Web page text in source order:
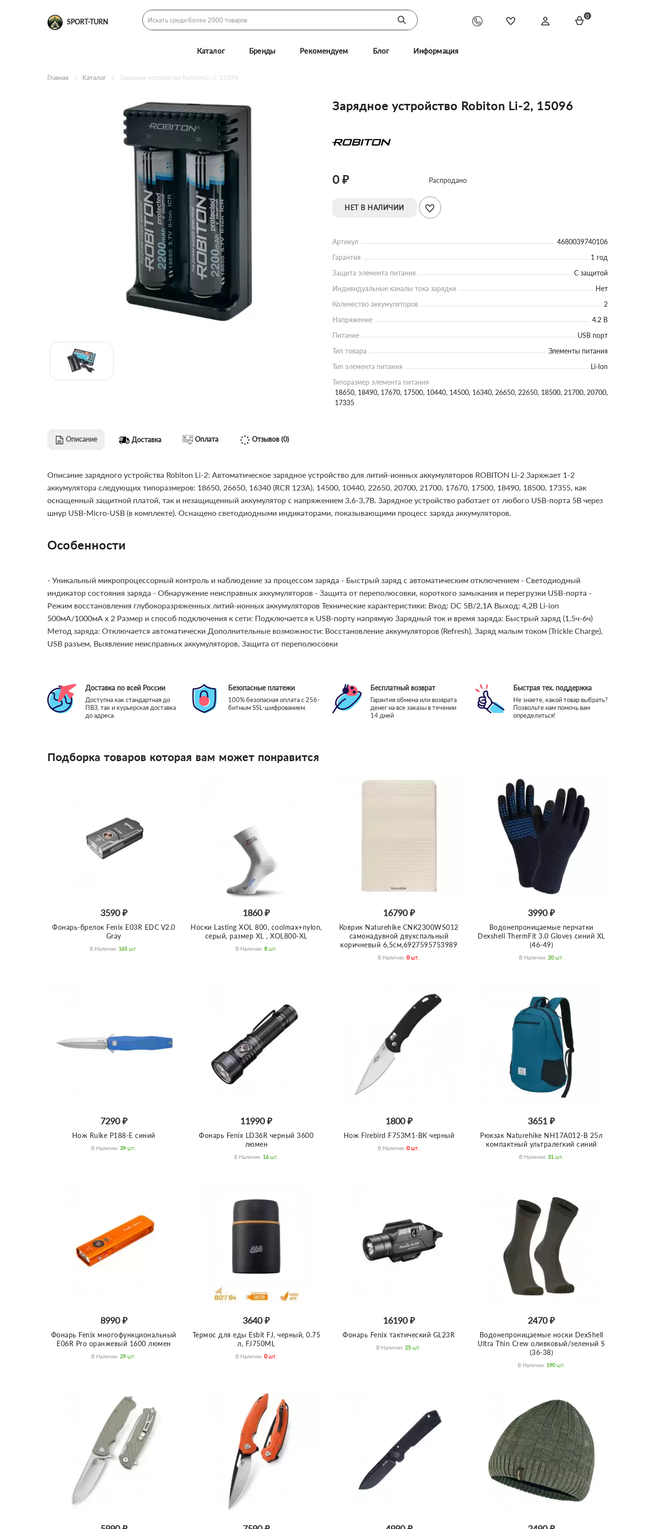
SPORT-TURN
0
Каталог Бренды Рекомендуем Блог Информация
Главная Каталог Зарядное устройство Robiton Li-2, 15096
Зарядное устройство Robiton Li-2, 15096
0 ₽ Распродано
НЕТ В НАЛИЧИИ
Артикул
4680039740106
Гарантия
1 год
Защита элемента питания
С защитой
Индивидуальные каналы тока зарядки
Нет
Количество аккумуляторов
2
Напряжение
4.2 В
Питание
USB порт
Тип товара
Элементы питания
Тип элемента питания
Li-Ion
Типоразмер элемента питания
18650, 18490, 17670, 17500, 10440, 14500, 16340, 26650, 22650, 18500, 21700, 20700,
17335
Описание Доставка Оплата Отзывов (0)
Описание зарядного устройства Robiton Li-2: Автоматическое зарядное устройство для литий-ионных аккумуляторов ROBITON Li-2 Заряжает 1-2
аккумулятора следующих типоразмеров: 18650, 26650, 16340 (RCR 123A), 14500, 10440, 22650, 20700, 21700, 17670, 17500, 18490, 18500, 17355, как
оснащенный защитной платой, так и незащищенный аккумулятор с напряжением 3,6-3,7В. Зарядное устройство работает от любого USB-порта 5В через
шнур USB-Micro-USB (в комплекте). Оснащено светодиодными индикаторами, показывающими процесс заряда аккумуляторов.
Особенности
- Уникальный микропроцессорный контроль и наблюдение за процессом заряда - Быстрый заряд с автоматическим отключением - Светодиодный
индикатор состояния заряда - Обнаружение неисправных аккумуляторов - Защита от переполюсовки, короткого замыкания и перегрузки USB-порта -
Режим восстановления глубокоразряженных литий-ионных аккумуляторов Технические характеристики: Вход: DC 5В/2,1А Выход: 4,2В Li-ion
500мА/1000мА х 2 Размер и способ подключения к сети: Подключается к USB-порту напрямую Зарядный ток и время заряда: Быстрый заряд (1,5ч-6ч)
Метод заряда: Отключается автоматически Дополнительные возможности: Восстановление аккумуляторов (Refresh), Заряд малым током (Trickle Charge),
USB разъем, Выявление неисправных аккумуляторов, Защита от переполюсовки
Доставка по всей России
Доступна как стандартная до
ПВЗ, так и курьерская доставка
до адреса.
Безопасные платежи
100% безопасная оплата с 256-
битным SSL-шифрованием.
Бесплатный возврат
Гарантия обмена или возврата
денег на все заказы в течении
14 дней
Быстрая тех. поддержка
Не знаете, какой товар выбрать?
Позвольте нам помочь вам
определиться!
Подборка товаров которая вам может понравится
3590 ₽
Фонарь-брелок Fenix E03R EDC V2.0
Gray
В Наличии: 165 Шт.
1860 ₽
Носки Lasting XOL 800, coolmax+nylon,
серый, размер XL , XOL800-XL
В Наличии: 8 Шт.
16790 ₽
Коврик Naturehike CNK2300WS012
самонадувной двухспальный
коричневый 6,5см,6927595753989
В Наличии:0 Шт.
3990 ₽
Водонепроницаемые перчатки
Dexshell ThermFit 3.0 Gloves синий XL
(46-49)
В Наличии: 20 Шт.
7290 ₽
Нож Ruike P188-E синий
В Наличии:39 Шт.
11990 ₽
Фонарь Fenix LD36R черный 3600
люмен
В Наличии: 16 Шт.
1800 ₽
Нож Firebird F753M1-BK черный
В Наличии:0 Шт.
3651 ₽
Рюкзак Naturehike NH17A012-B 25л
компактный ультралегкий синий
В Наличии: 31 Шт.
8990 ₽
Фонарь Fenix многофункциональный
E06R Pro оранжевый 1600 люмен
В Наличии:29 Шт.
3640 ₽
Термос для еды Esbit FJ, черный, 0.75
л, FJ750ML
В Наличии: 0 Шт.
16190 ₽
Фонарь Fenix тактический GL23R
В Наличии:25 Шт.
2470 ₽
Водонепроницаемые носки DexShell
Ultra Thin Crew оливковый/зеленый S
(36-38)
В Наличии: 190 Шт.